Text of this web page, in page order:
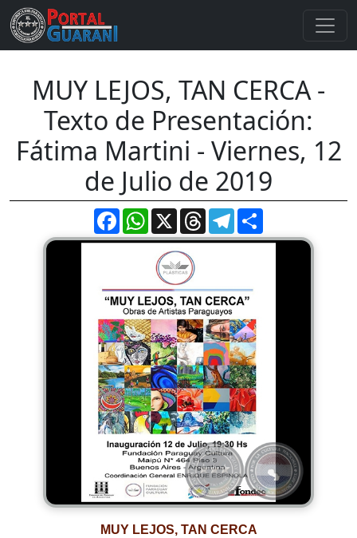
MUY LEJOS, TAN CERCA -
Texto de Presentación:
Fátima Martini - Viernes, 12
de Julio de 2019
FacebookWhatsApp
X ThreadsTelegram
MUY LEJOS, TAN CERCA